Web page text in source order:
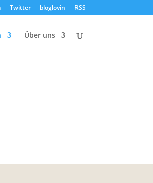
Twitter bloglovin RSS
Über uns